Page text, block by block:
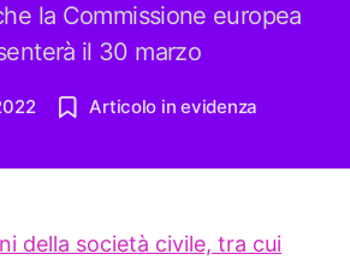
la Commissione europea
il 30 marzo
Articolo in evidenza
della società civile, tra cui